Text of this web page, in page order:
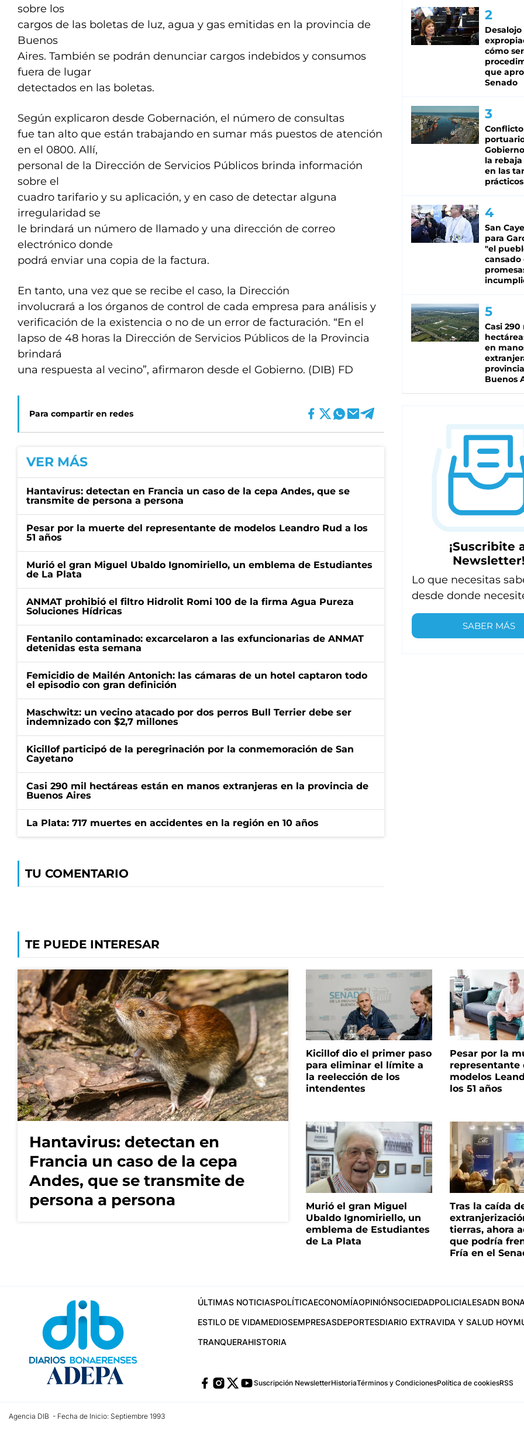
sobre los
cargos de las boletas de luz, agua y gas emitidas en la provincia de
Buenos
Aires. También se podrán denunciar cargos indebidos y consumos
fuera de lugar
detectados en las boletas.
Según explicaron desde Gobernación, el número de consultas
fue tan alto que están trabajando en sumar más puestos de atención
en el 0800. Allí,
personal de la Dirección de Servicios Públicos brinda información
sobre el
cuadro tarifario y su aplicación, y en caso de detectar alguna
irregularidad se
le brindará un número de llamado y una dirección de correo
electrónico donde
podrá enviar una copia de la factura.
En tanto, una vez que se recibe el caso, la Dirección
involucrará a los órganos de control de cada empresa para análisis y
verificación de la existencia o no de un error de facturación. “En el
lapso de 48 horas la Dirección de Servicios Públicos de la Provincia
brindará
una respuesta al vecino”, afirmaron desde el Gobierno. (DIB) FD
Para compartir en redes
VER MÁS
Hantavirus: detectan en Francia un caso de la cepa Andes, que se
transmite de persona a persona
Pesar por la muerte del representante de modelos Leandro Rud a los
51 años
Murió el gran Miguel Ubaldo Ignomiriello, un emblema de Estudiantes
de La Plata
ANMAT prohibió el filtro Hidrolit Romi 100 de la firma Agua Pureza
Soluciones Hídricas
Fentanilo contaminado: excarcelaron a las exfuncionarias de ANMAT
detenidas esta semana
Femicidio de Mailén Antonich: las cámaras de un hotel captaron todo
el episodio con gran definición
Maschwitz: un vecino atacado por dos perros Bull Terrier debe ser
indemnizado con $2,7 millones
Kicillof participó de la peregrinación por la conmemoración de San
Cayetano
Casi 290 mil hectáreas están en manos extranjeras en la provincia de
Buenos Aires
La Plata: 717 muertes en accidentes en la región en 10 años
TU COMENTARIO
cómo
que
Senado
Conflicto
la rebaja
en las
prácticos
San
para
"el
cansado
Casi 290
en
Buenos
¡Suscribite
Newsletter!
Lo que necesitas
desde donde
SABER MÁS
TE PUEDE INTERESAR
Hantavirus: detectan en
Francia un caso de la cepa
Andes, que se transmite de
persona a persona
Kicillof dio el primer paso
para eliminar el límite a
la reelección de los
intendentes
Pesar por la
representante
modelos
los 51 años
Murió el gran Miguel
Ubaldo Ignomiriello, un
emblema de Estudiantes
de La Plata
Tras la caída
tierras, ahora
que podría
Fría en el
ÚLTIMAS NOTICIASPOLÍTICAECONOMÍAOPINIÓNSOCIEDADPOLICIALESADN
ESTILO DE VIDAMEDIOSEMPRESASDEPORTESDIARIO EXTRAVIDA Y SALUD HOY
TRANQUERAHISTORIA
Suscripción NewsletterHistoriaTérminos y CondicionesPolítica de cookiesRSS
Agencia DIB - Fecha de Inicio: Septiembre 1993